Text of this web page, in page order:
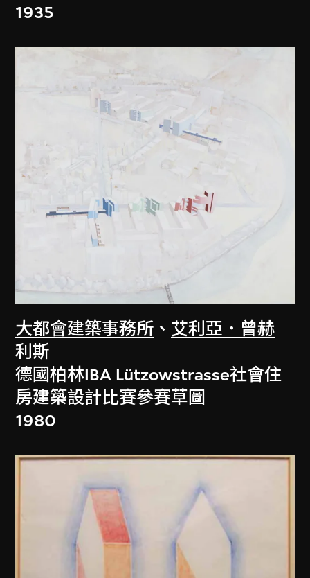
1935
大都會建築事務所 、 艾利亞．曾赫
利斯
德國柏林IBA Lützowstrasse社會住
房建築設計比賽參賽草圖
1980